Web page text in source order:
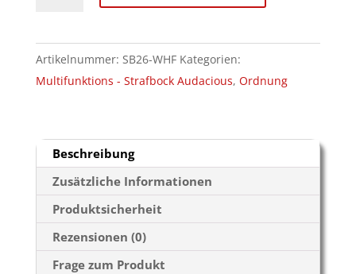
Audacious
Menge
Artikelnummer: SB26-WHF Kategorien:
Multifunktions - Strafbock Audacious, Ordnung
Beschreibung
Zusätzliche Informationen
Produktsicherheit
Rezensionen (0)
Frage zum Produkt